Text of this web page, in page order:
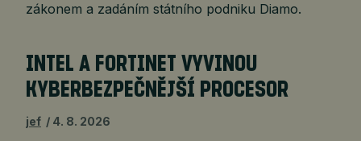
zákonem a zadáním státního podniku Diamo.
INTEL A FORTINET VYVINOU
KYBERBEZPEČNĚJŠÍ PROCESOR
jef 4. 8. 2026